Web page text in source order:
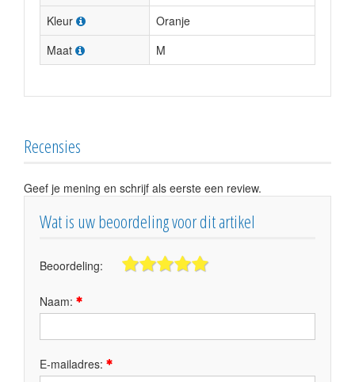
Kleur
Oranje
Maat
M
Recensies
Geef je mening en schrijf als eerste een review.
Wat is uw beoordeling voor dit artikel
Beoordeling:
Naam:
E-mailadres: